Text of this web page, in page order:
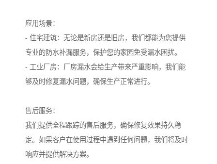
应用场景：
- 住宅建筑：无论是新房还是旧房，我们都能为您提供
专业的防水补漏服务，保护您的家园免受漏水困扰。
- 工业厂房：厂房漏水会给生产带来严重影响，我们能
够及时修复漏水问题，确保生产正常进行。
售后服务：
我们提供全程跟踪的售后服务，确保修复效果持久稳
定。如果客户在使用过程中遇到任何问题，我们将及时
响应并提供解决方案。